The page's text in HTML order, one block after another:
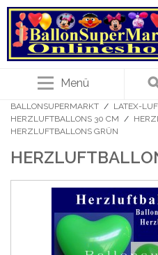
Menü
BALLONSUPERMARKT / LATEX-
HERZLUFTBALLONS 30 CM /
HERZLUFTBALLONS GRÜN